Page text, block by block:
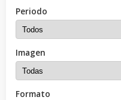
Periodo
Imagen
Formato